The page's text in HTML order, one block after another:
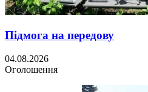
Підмога на передову
04.08.2026
Оголошення